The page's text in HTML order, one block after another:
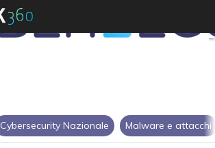
Cybersecurity Nazionale Malware e attacchi